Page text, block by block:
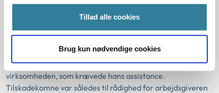
Tillad alle cookies
Brug kun nødvendige cookies
tilskadekomne påkørt på vej hjem fra arbejde efter, at han
havde afsluttet dagens arbejde, og hvor hans 24-timers
rådighedsvagt var påbegyndt. Tilskadekomne havde under
firmatelefonen, også under hjemtransporten, således at
han kunne tilkaldes, hvis der opstod tekniske problemer i
virksomheden, som krævede hans assistance.
Tilskadekomne var således til rådighed for arbejdsgiveren